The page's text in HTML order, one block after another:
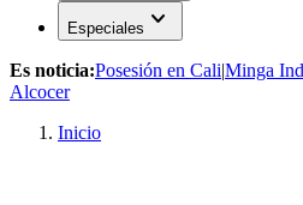
Especiales expand_more
Es noticia:Posesión en Cali|Minga
Alcocer
Inicio